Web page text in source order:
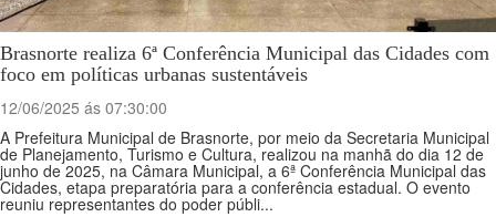
Brasnorte realiza 6ª Conferência Municipal das Cidades com
foco em políticas urbanas sustentáveis
12/06/2025 ás 07:30:00
A Prefeitura Municipal de Brasnorte, por meio da Secretaria Municipal
de Planejamento, Turismo e Cultura, realizou na manhã do dia 12 de
junho de 2025, na Câmara Municipal, a 6ª Conferência Municipal das
Cidades, etapa preparatória para a conferência estadual. O evento
reuniu representantes do poder públi...